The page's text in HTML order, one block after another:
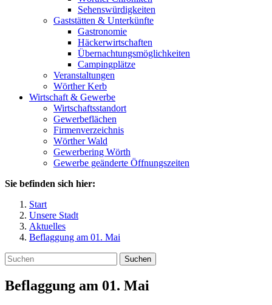
Sehenswürdigkeiten
Gaststätten & Unterkünfte
Gastronomie
Häckerwirtschaften
Übernachtungsmöglichkeiten
Campingplätze
Veranstaltungen
Wörther Kerb
Wirtschaft & Gewerbe
Wirtschaftsstandort
Gewerbeflächen
Firmenverzeichnis
Wörther Wald
Gewerbering Wörth
Gewerbe geänderte Öffnungszeiten
Sie befinden sich hier:
Start
Unsere Stadt
Aktuelles
Beflaggung am 01. Mai
Suchen
Beflaggung am 01. Mai